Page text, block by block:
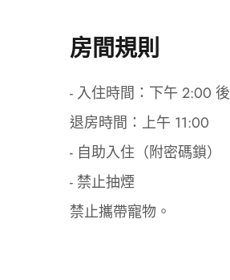
房間規則
- 入住時間：下午 2:00 後
退房時間：上午 11:00
- 自助入住（附密碼鎖）
- 禁止抽煙
禁止攜帶寵物。